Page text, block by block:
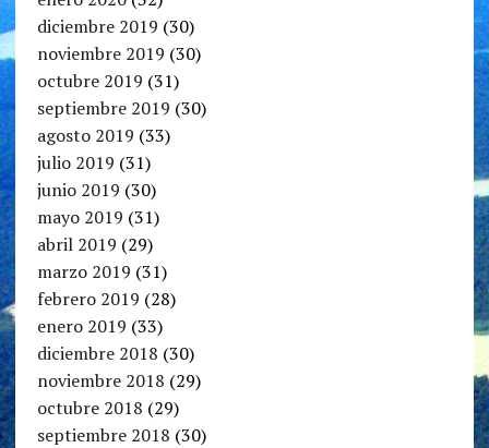
diciembre 2019 (30)
noviembre 2019 (30)
octubre 2019 (31)
septiembre 2019 (30)
agosto 2019 (33)
julio 2019 (31)
junio 2019 (30)
mayo 2019 (31)
abril 2019 (29)
marzo 2019 (31)
febrero 2019 (28)
enero 2019 (33)
diciembre 2018 (30)
noviembre 2018 (29)
octubre 2018 (29)
septiembre 2018 (30)